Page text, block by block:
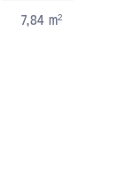
7,84 m²